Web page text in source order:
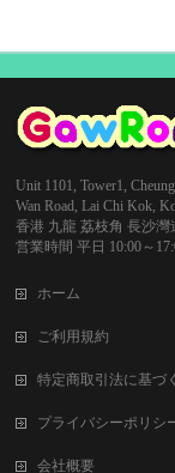
Unit 1101, Tower1,
Wan Road, Lai Chi Kok,
香港 九龍 荔枝角 長沙灣
営業時間 平日 10:00～
ホーム
ご利用規約
特定商取引法に基づ
プライバシーポリシ
会社概要